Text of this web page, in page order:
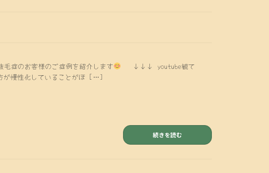
症のお客様のご症例を紹介します
↓↓↓ youtube観て
慢性化していることがほ […]
続きを読む